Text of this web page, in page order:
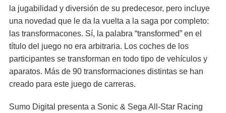
la jugabilidad y diversión de su predecesor, pero incluye
una novedad que le da la vuelta a la saga por completo:
las transformacones. Sí, la palabra “transformed” en el
título del juego no era arbitraria. Los coches de los
participantes se transforman en todo tipo de vehículos y
aparatos. Más de 90 transformaciones distintas se han
creado para este juego de carreras.
Sumo Digital presenta a Sonic & Sega All-Star Racing